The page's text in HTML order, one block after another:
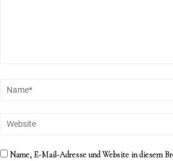
Name, E-Mail-Adresse und Website in diesem